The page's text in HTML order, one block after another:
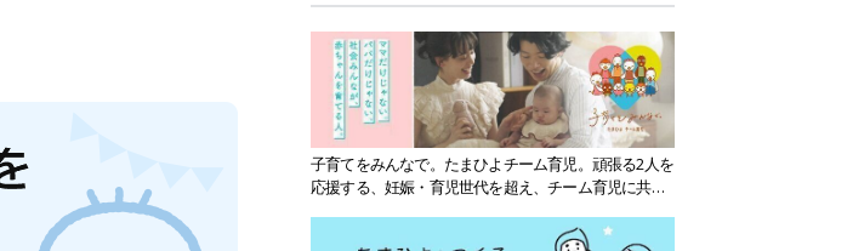
子育てをみんなで。たまひよチーム育児。頑張る2人を
応援する、妊娠・育児世代を超え、チーム育児に共感